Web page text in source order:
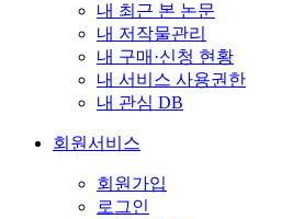
내 최근 본 논문
내 저작물관리
내 구매·신청 현황
내 서비스 사용권한
내 관심 DB
회원서비스
회원가입
로그인